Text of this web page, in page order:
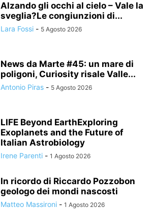
Alzando gli occhi al cielo – Vale la
sveglia?Le congiunzioni di...
Lara Fossi - 5 Agosto 2026
News da Marte #45: un mare di
poligoni, Curiosity risale Valle...
Antonio Piras - 5 Agosto 2026
LIFE Beyond EarthExploring
Exoplanets and the Future of
Italian Astrobiology
Irene Parenti - 1 Agosto 2026
In ricordo di Riccardo Pozzobon
geologo dei mondi nascosti
Matteo Massironi - 1 Agosto 2026